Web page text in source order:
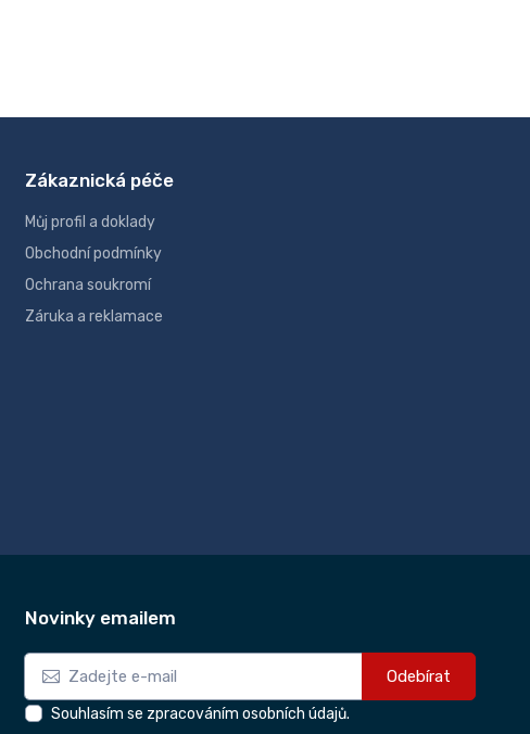
Zákaznická péče
Můj profil a doklady
Obchodní podmínky
Ochrana soukromí
Záruka a reklamace
Novinky emailem
Odebírat
Souhlasím se zpracováním osobních údajů.